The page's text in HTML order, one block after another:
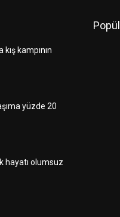
kampının
yüzde 20
hayatı olumsuz